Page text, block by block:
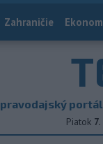
Zahraničie
Piatok